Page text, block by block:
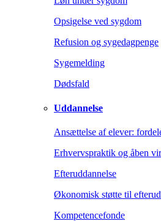
Opsigelse ved sygdom
Refusion og sygedagpenge
Sygemelding
Dødsfald
Uddannelse
Ansættelse af elever:
Erhvervspraktik og åben
Efteruddannelse
Økonomisk støtte til
Kompetencefonde